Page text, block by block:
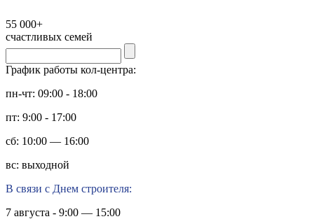
55 000+
счастливых семей
График работы кол-центра:
пн-чт: 09:00 - 18:00
пт: 9:00 - 17:00
сб: 10:00 — 16:00
вс: выходной
В связи с Днем строителя:
7 августа - 9:00 — 15:00